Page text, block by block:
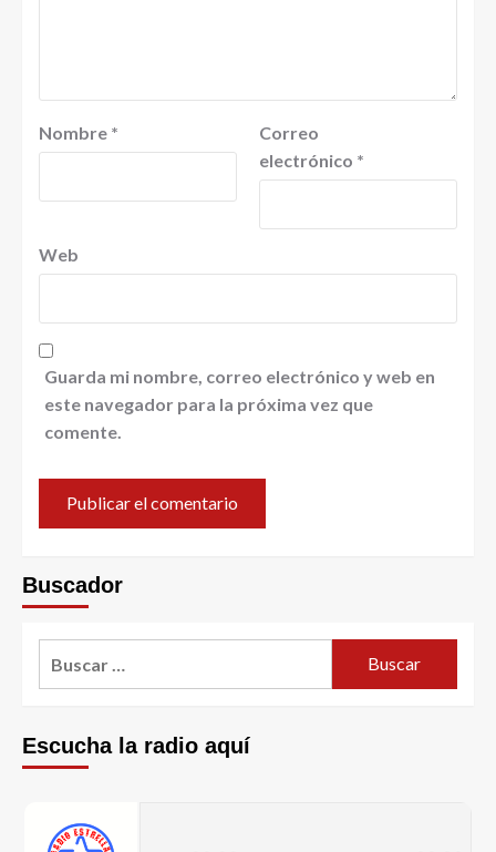
Nombre *
Correo
electrónico *
Web
Guarda mi nombre, correo electrónico y web en
este navegador para la próxima vez que
comente.
Buscador
Escucha la radio aquí